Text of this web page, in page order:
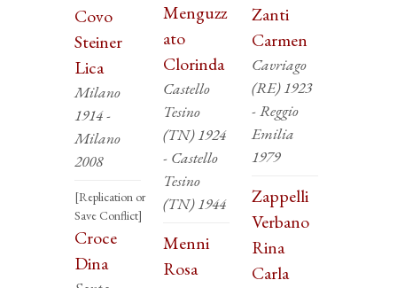
Covo
Steiner
Lica
Milano
1914 -
Milano
2008
[Replication or
Save Conflict]
Croce
Dina
Menguzz
ato
Clorinda
Castello
Tesino
(TN) 1924
- Castello
Tesino
(TN) 1944
Menni
Rosa
Zanti
Carmen
Cavriago
(RE) 1923
- Reggio
Emilia
1979
Zappelli
Verbano
Rina
Carla